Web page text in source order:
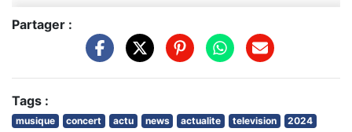
Partager :
Tags :
musique concert actu news actualite television
2024